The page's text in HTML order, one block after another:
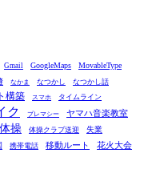
Gmail GoogleMaps
MovableType
なかま なつかし なつかし話
構築 スマホ タイムライン
ク プレマシー ヤマハ音楽教室
体操 体操クラブ送迎 失業
携帯電話 移動ルート 花火大会